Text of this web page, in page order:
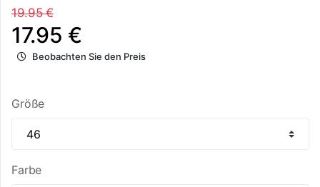
19.95 €
17.95 €
Beobachten Sie den Preis
Größe
Farbe